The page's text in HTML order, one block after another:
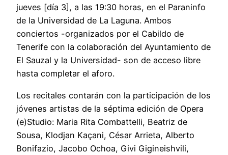
jueves [día 3], a las 19:30 horas, en el Paraninfo
de la Universidad de La Laguna. Ambos
conciertos -organizados por el Cabildo de
Tenerife con la colaboración del Ayuntamiento de
El Sauzal y la Universidad- son de acceso libre
hasta completar el aforo.
Los recitales contarán con la participación de los
jóvenes artistas de la séptima edición de Opera
(e)Studio: Maria Rita Combattelli, Beatriz de
Sousa, Klodjan Kaҫani, César Arrieta, Alberto
Bonifazio, Jacobo Ochoa, Givi Gigineishvili,